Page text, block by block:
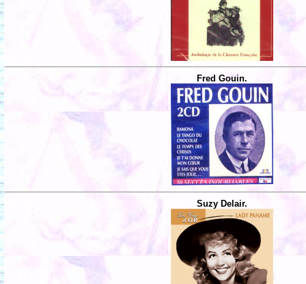
Fred Gouin.
Suzy Delair.